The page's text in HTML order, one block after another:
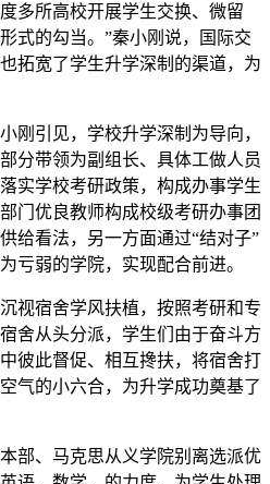
多所高校开展学生交换、微留
式的勾当。”秦小刚说，国际交
拓宽了学生升学深制的渠道，为
引见，学校升学深制为导向，
分带领为副组长、具体工做人员
实学校考研政策，构成办事学生
门优良教师构成校级考研办事团
给看法，另一方面通过“结对子”
亏弱的学院，实现配合前进。
宿舍学风扶植，按照考研和专
舍从头分派，学生们由于奋斗方
彼此督促、相互搀扶，将宿舍打
气的小六合，为升学成功奠基了
、马克思从义学院别离选派优